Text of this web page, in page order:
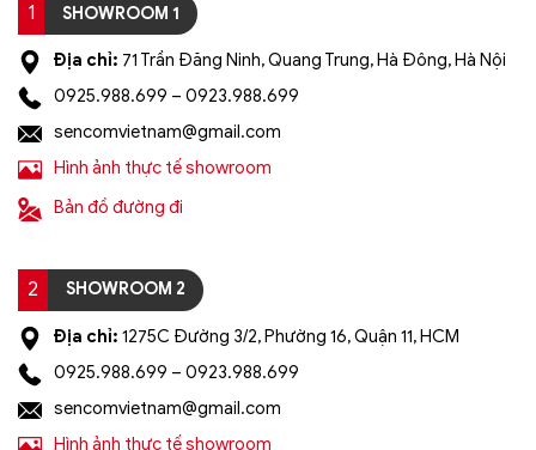
1 SHOWROOM 1
Địa chỉ: 71 Trần Đăng Ninh, Quang Trung, Hà Đông, Hà Nội
0925.988.699 – 0923.988.699
sencomvietnam@gmail.com
Hình ảnh thực tế showroom
Bản đồ đường đi
2 SHOWROOM 2
Địa chỉ: 1275C Đường 3/2, Phường 16, Quận 11, HCM
0925.988.699 – 0923.988.699
sencomvietnam@gmail.com
Hình ảnh thực tế showroom